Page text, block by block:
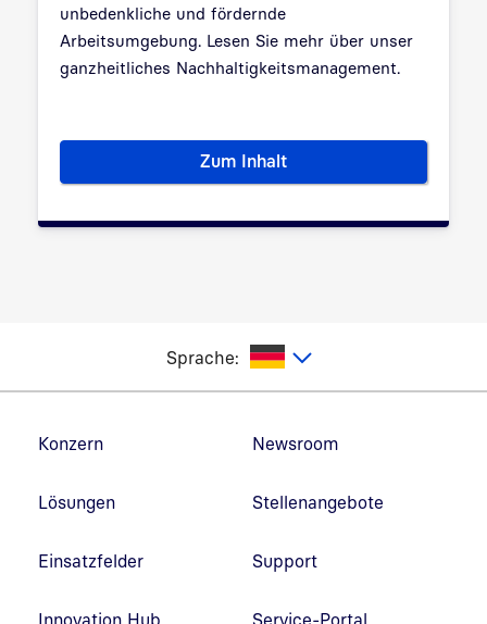
unbedenkliche und fördernde
Arbeitsumgebung. Lesen Sie mehr über unser
ganzheitliches Nachhaltigkeitsmanagement.
Zum InhaltDer Umwelt zuliebe
Sprache:
Konzern
Lösungen
Einsatzfelder
Newsroom
Stellenangebote
Support